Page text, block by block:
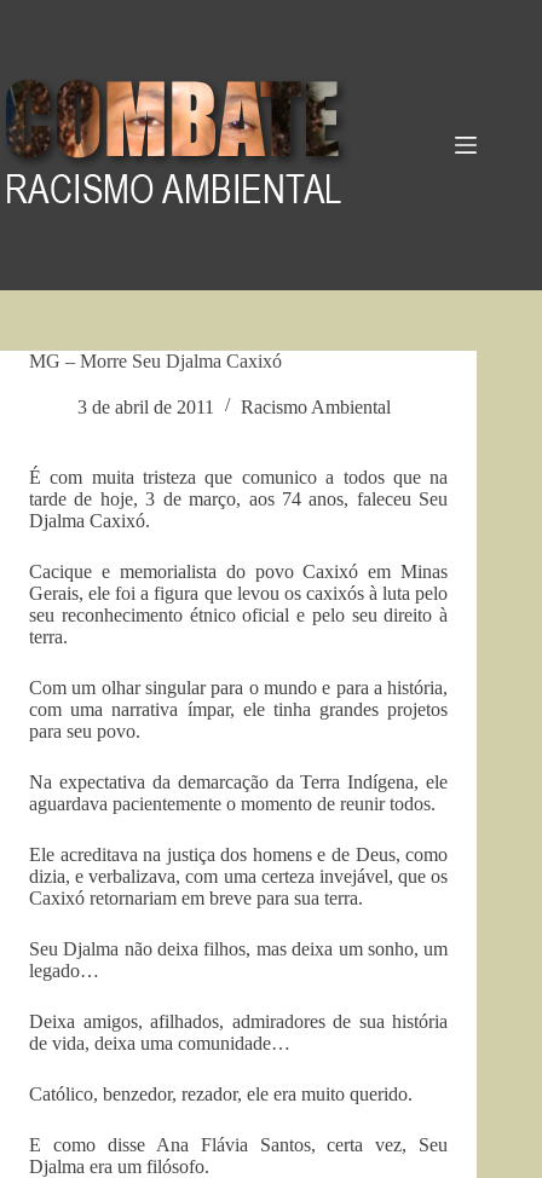
MG – Morre Seu Djalma Caxixó
3 de abril de 2011 Racismo Ambiental
É com muita tristeza que comunico a todos que na
tarde de hoje, 3 de março, aos 74 anos, faleceu Seu
Djalma Caxixó.
Cacique e memorialista do povo Caxixó em Minas
Gerais, ele foi a figura que levou os caxixós à luta pelo
seu reconhecimento étnico oficial e pelo seu direito à
terra.
Com um olhar singular para o mundo e para a história,
com uma narrativa ímpar, ele tinha grandes projetos
para seu povo.
Na expectativa da demarcação da Terra Indígena, ele
aguardava pacientemente o momento de reunir todos.
Ele acreditava na justiça dos homens e de Deus, como
dizia, e verbalizava, com uma certeza invejável, que os
Caxixó retornariam em breve para sua terra.
Seu Djalma não deixa filhos, mas deixa um sonho, um
legado…
Deixa amigos, afilhados, admiradores de sua história
de vida, deixa uma comunidade…
Católico, benzedor, rezador, ele era muito querido.
E como disse Ana Flávia Santos, certa vez, Seu
Djalma era um filósofo.